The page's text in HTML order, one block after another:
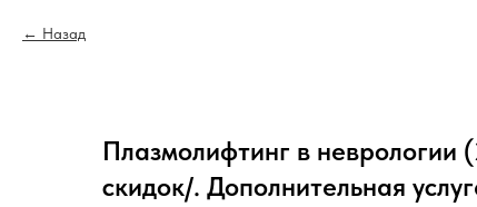
Назад
Плазмолифтинг в неврологии
скидок/. Дополнительная